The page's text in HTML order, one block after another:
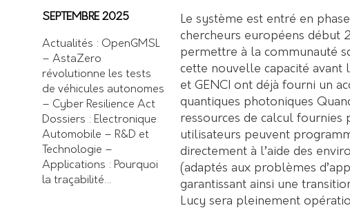
Le système est entré en
chercheurs européens début
permettre à la communauté
cette nouvelle capacité avant
et GENCI ont déjà fourni un
quantiques photoniques
ressources de calcul fournies
utilisateurs peuvent
directement à l’aide des
(adaptés aux problèmes
garantissant ainsi une
Lucy sera pleinement
SEPTEMBRE 2025
Actualités : OpenGMSL
– AstaZero
révolutionne les tests
de véhicules autonomes
– Cyber Resilience Act
Dossiers : Electronique
Automobile – R&D et
Technologie –
Applications : Pourquoi
la traçabilité…